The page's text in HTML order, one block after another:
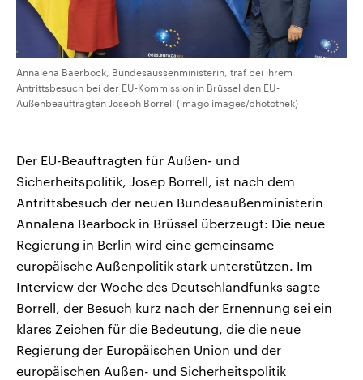
Annalena Baerbock, Bundesaussenministerin, traf bei ihrem
Antrittsbesuch bei der EU-Kommission in Brüssel den EU-
Außenbeauftragten Joseph Borrell (imago images/photothek)
Der EU-Beauftragten für Außen- und
Sicherheitspolitik, Josep Borrell, ist nach dem
Antrittsbesuch der neuen Bundesaußenministerin
Annalena Bearbock in Brüssel überzeugt: Die neue
Regierung in Berlin wird eine gemeinsame
europäische Außenpolitik stark unterstützen. Im
Interview der Woche des Deutschlandfunks sagte
Borrell, der Besuch kurz nach der Ernennung sei ein
klares Zeichen für die Bedeutung, die die neue
Regierung der Europäischen Union und der
europäischen Außen- und Sicherheitspolitik